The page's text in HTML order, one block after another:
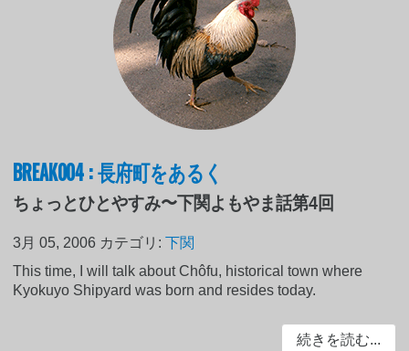
BREAK004 : 長府町をあるく
ちょっとひとやすみ〜下関よもやま話第4回
3月 05, 2006 カテゴリ:下関
This time, I will talk about Chôfu, historical town where
Kyokuyo Shipyard was born and resides today.
続きを読む...